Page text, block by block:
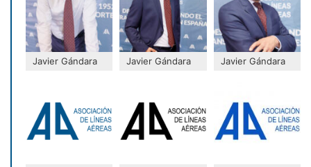
Javier Gándara Javier Gándara Javier Gándara